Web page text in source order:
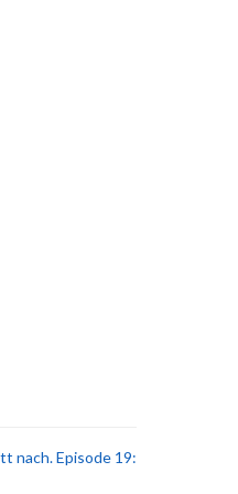
nach. Episode 19: